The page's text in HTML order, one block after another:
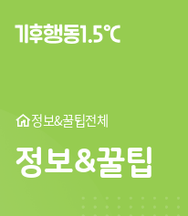
정보&꿀팁전체
정보&꿀팁